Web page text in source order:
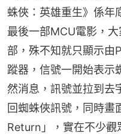
蛛俠：英雄重生》係年
最後一部MCU電影，
部，殊不知就只顯示由
蹤器，信號一開始表示
然消息，訊號並拉到去
回蜘蛛俠訊號，同時
Return」，實在不少觀